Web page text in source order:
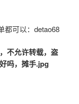
都可以：detao68
不允许转载，盗
吗，摊手.jpg